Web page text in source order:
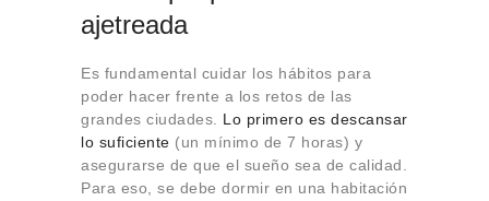
ajetreada
Es fundamental cuidar los hábitos para
poder hacer frente a los retos de las
grandes ciudades. Lo primero es descansar
lo suficiente (un mínimo de 7 horas) y
asegurarse de que el sueño sea de calidad.
Para eso, se debe dormir en una habitación